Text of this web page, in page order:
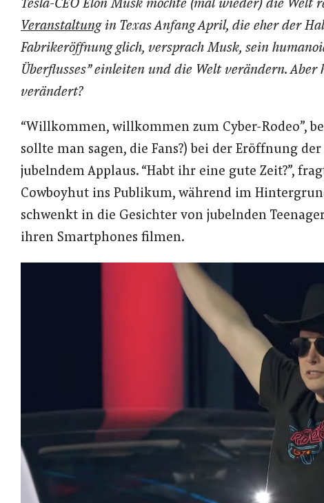
Tesla-CEO Elon Musk möchte (mal wieder) die Welt
Veranstaltungin Texas Anfang April, die eher der
Fabrikeröffnung glich, versprach Musk, sein
Überflusses” einleiten und die Welt verändern.
verändert?
“Willkommen, willkommen zum Cyber-Rodeo”,
sollte man sagen, die Fans?) bei der Eröffnung
jubelndem Applaus. “Habt ihr eine gute Zeit?”,
Cowboyhut ins Publikum, während im
schwenkt in die Gesichter von jubelnden
ihren Smartphones filmen.